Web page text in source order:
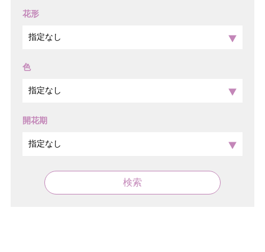
花形
色
開花期
検索